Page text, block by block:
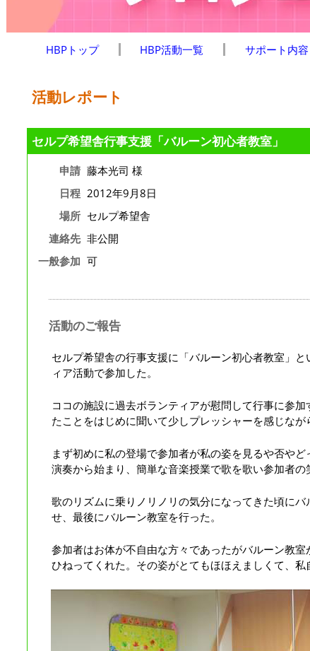
HBPトップ HBP活動一覧 サポート内容
活動レポート
セルプ希望舎行事支援「バルーン初心者教室」
申請 藤本光司 様
日程 2012年9月8日
場所 セルプ希望舎
連絡先 非公開
一般参加 可
活動のご報告
セルプ希望舎の行事支援に「バルーン初心者教室」
ィア活動で参加した。
ココの施設に過去ボランティアが慰問して行事に参
たことをはじめに聞いて少しプレッシャーを感じなが
まず初めに私の登場で参加者が私の姿を見るや否や
演奏から始まり、簡単な音楽授業で歌を歌い参加者の
歌のリズムに乗りノリノリの気分になってきた頃に
せ、最後にバルーン教室を行った。
参加者はお体が不自由な方々であったがバルーン教
ひねってくれた。その姿がとてもほほえましくて、私